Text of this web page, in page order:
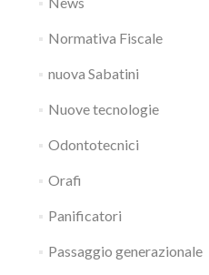
Normativa Fiscale
nuova Sabatini
Nuove tecnologie
Odontotecnici
Orafi
Panificatori
Passaggio generazionale